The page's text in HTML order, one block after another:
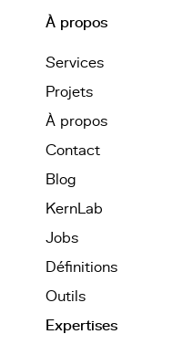
À propos
Services
Projets
À propos
Contact
Blog
KernLab
Jobs
Définitions
Outils
Expertises